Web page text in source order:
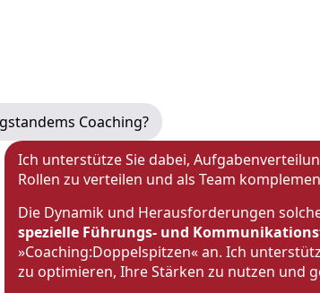
Coaching?
Ich unterstütze Sie dabei,
Rollen zu verteilen und als Team
Die Dynamik und Herausforderungen
spezielle Führungs- und
»Coaching:Doppelspitzen« an. Ich
zu optimieren, Ihre Stärken zu nutzen und